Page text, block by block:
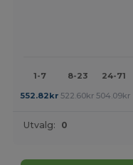
1-7 8-23 24-71
552.82kr 522.60kr 504.09kr
Utvalg: 0